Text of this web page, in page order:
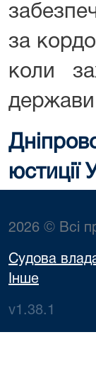
за
коли
юстиції
2026 © Всі
Судова
Інше
v1.38.1